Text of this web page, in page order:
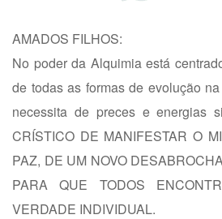
AMADOS FILHOS:
No poder da Alquimia está
de todas as formas de evolução
necessita de preces e energias
CRÍSTICO DE MANIFESTAR O
PAZ, DE UM NOVO
PARA QUE TODOS
VERDADE INDIVIDUAL.